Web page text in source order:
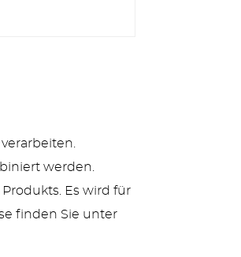
werden.
Es wird für
finden Sie unter